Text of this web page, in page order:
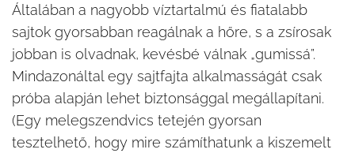
Általában a nagyobb víztartalmú és fiatalabb
sajtok gyorsabban reagálnak a hőre, s a zsírosak
jobban is olvadnak, kevésbé válnak „gumissá”.
Mindazonáltal egy sajtfajta alkalmasságát csak
próba alapján lehet biztonsággal megállapítani.
(Egy melegszendvics tetején gyorsan
tesztelhető, hogy mire számíthatunk a kiszemelt